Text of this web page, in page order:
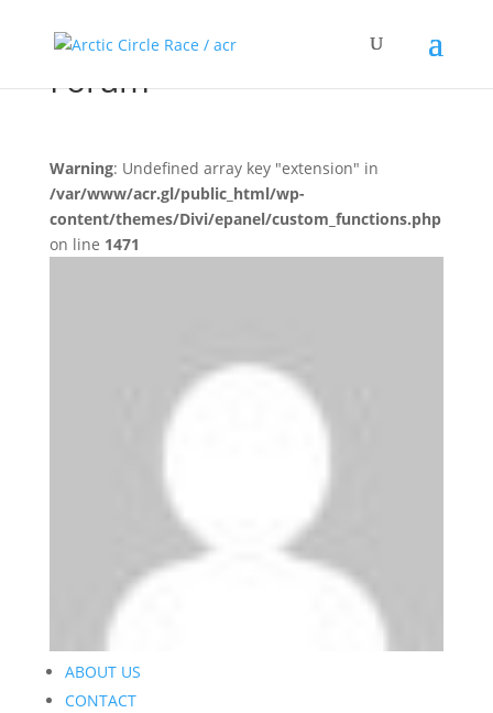
Forum
Warning: Undefined array key "extension" in
/var/www/acr.gl/public_html/wp-
content/themes/Divi/epanel/custom_functions.php
on line 1471
ABOUT US
CONTACT